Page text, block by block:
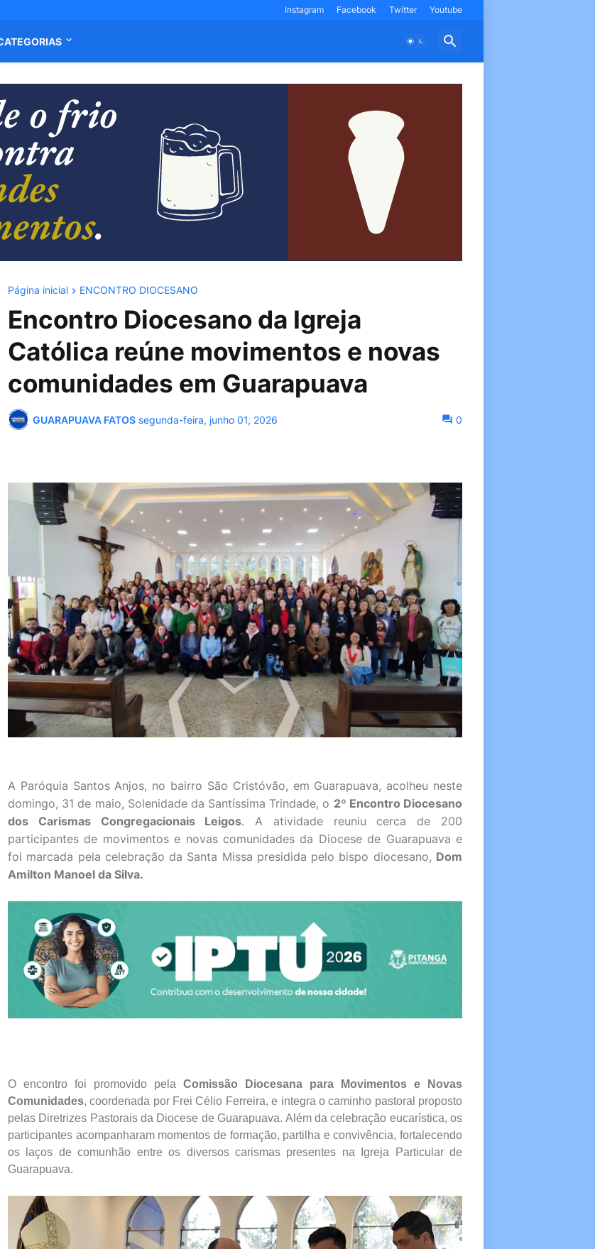
Instagram Facebook Twitter Youtube
Página inicial ENCONTRO DIOCESANO
Encontro Diocesano da Igreja
Católica reúne movimentos e novas
comunidades em Guarapuava
GUARAPUAVA FATOS segunda-feira, junho 01, 2026 0
A Paróquia Santos Anjos, no bairro São Cristóvão, em Guarapuava, acolheu neste
domingo, 31 de maio, Solenidade da Santíssima Trindade, o 2º Encontro Diocesano
dos Carismas Congregacionais Leigos. A atividade reuniu cerca de 200
participantes de movimentos e novas comunidades da Diocese de Guarapuava e
foi marcada pela celebração da Santa Missa presidida pelo bispo diocesano, Dom
Amilton Manoel da Silva.
O encontro foi promovido pela Comissão Diocesana para Movimentos e Novas
Comunidades, coordenada por Frei Célio Ferreira, e integra o caminho pastoral proposto
pelas Diretrizes Pastorais da Diocese de Guarapuava. Além da celebração eucarística, os
participantes acompanharam momentos de formação, partilha e convivência, fortalecendo
os laços de comunhão entre os diversos carismas presentes na Igreja Particular de
Guarapuava.